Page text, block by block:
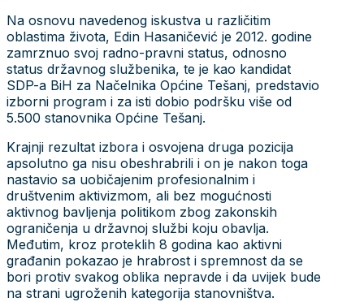
Na osnovu navedenog iskustva u različitim
oblastima života, Edin Hasaničević je 2012. godine
zamrznuo svoj radno-pravni status, odnosno
status državnog službenika, te je kao kandidat
SDP-a BiH za Načelnika Općine Tešanj, predstavio
izborni program i za isti dobio podršku više od
5.500 stanovnika Općine Tešanj.
Krajnji rezultat izbora i osvojena druga pozicija
apsolutno ga nisu obeshrabrili i on je nakon toga
nastavio sa uobičajenim profesionalnim i
društvenim aktivizmom, ali bez mogućnosti
aktivnog bavljenja politikom zbog zakonskih
ograničenja u državnoj službi koju obavlja.
Međutim, kroz proteklih 8 godina kao aktivni
građanin pokazao je hrabrost i spremnost da se
bori protiv svakog oblika nepravde i da uvijek bude
na strani ugroženih kategorija stanovništva.